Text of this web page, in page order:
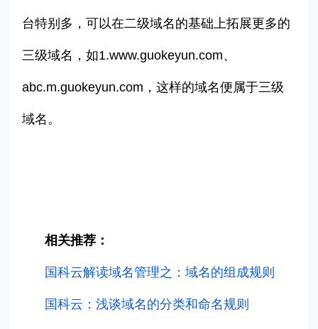
台特别多，可以在二级域名的基础上拓展更多的
三级域名，如1.www.guokeyun.com、
abc.m.guokeyun.com，这样的域名便属于三级
域名。
相关推荐：
国科云解读域名管理之：域名的组成规则
国科云：浅谈域名的分类和命名规则